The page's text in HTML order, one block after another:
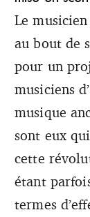
Le musicien
au bout de
pour un
musiciens
musique
sont eux
cette
étant
termes